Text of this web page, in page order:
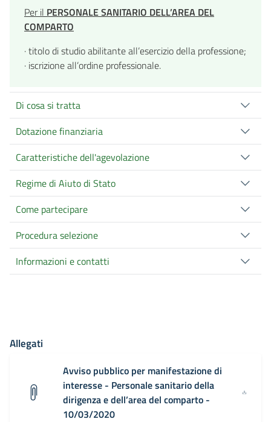
Per il PERSONALE SANITARIO DELL’AREA DEL
COMPARTO
· titolo di studio abilitante all’esercizio della professione;
· iscrizione all’ordine professionale.
Di cosa si tratta
Dotazione finanziaria
Caratteristiche dell'agevolazione
Regime di Aiuto di Stato
Come partecipare
Procedura selezione
Informazioni e contatti
Allegati
Avviso pubblico per manifestazione di
interesse - Personale sanitario della
dirigenza e dell’area del comparto -
10/03/2020